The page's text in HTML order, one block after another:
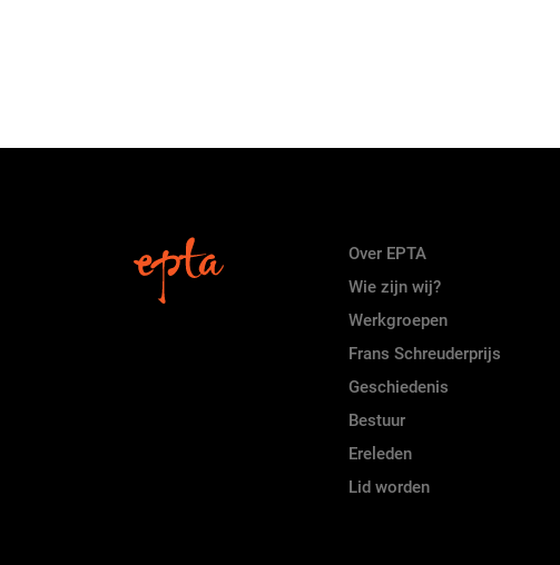
Over EPTA
Wie zijn wij?
Werkgroepen
Frans Schreuderprijs
Geschiedenis
Bestuur
Ereleden
Lid worden